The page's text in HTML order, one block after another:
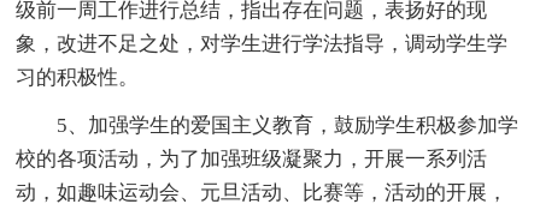
级前一周工作进行总结，指出存在问题，表扬好的现
象，改进不足之处，对学生进行学法指导，调动学生学
习的积极性。
5、加强学生的爱国主义教育，鼓励学生积极参加学
校的各项活动，为了加强班级凝聚力，开展一系列活
动，如趣味运动会、元旦活动、比赛等，活动的开展，